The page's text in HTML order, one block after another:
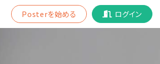
Posterを始める ログイン